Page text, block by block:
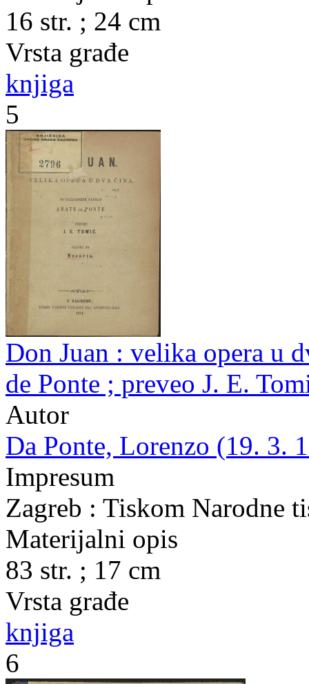
16 str. ; 24 cm
Vrsta građe
knjiga
5
Don Juan : velika opera u
de Ponte ; preveo J. E.
Autor
Da Ponte, Lorenzo (19. 3.
Impresum
Zagreb : Tiskom Narodne
Materijalni opis
83 str. ; 17 cm
Vrsta građe
knjiga
6